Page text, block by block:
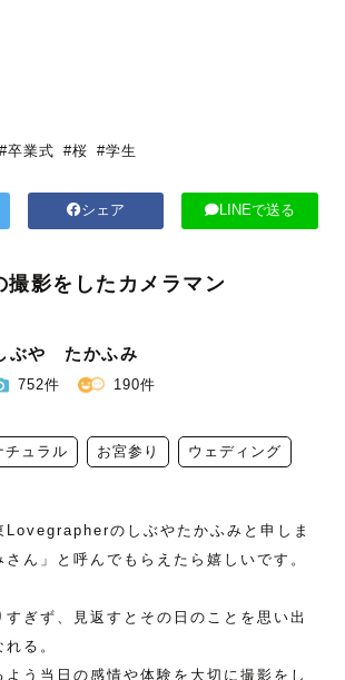
#卒業式 #桜 #学生
シェア LINEで送る
撮影をしたカメラマン
ぶや たかふみ
752件 190件
チュラル お宮参り ウェディング
Lovegrapherのしぶやたかふみと申しま
ん」と呼んでもらえたら嬉しいです。
ぎず、見返すとその日のことを思い出
る。
よう当日の感情や体験を大切に撮影をし